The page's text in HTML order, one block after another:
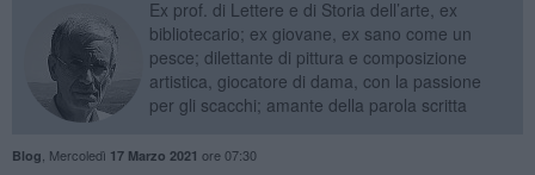
Ex prof. di Lettere e di Storia dell’arte, ex
bibliotecario; ex giovane, ex sano come un
pesce; dilettante di pittura e composizione
artistica, giocatore di dama, con la passione
per gli scacchi; amante della parola scritta
Blog Mercoledì 17 Marzo 2021 ore 07:30